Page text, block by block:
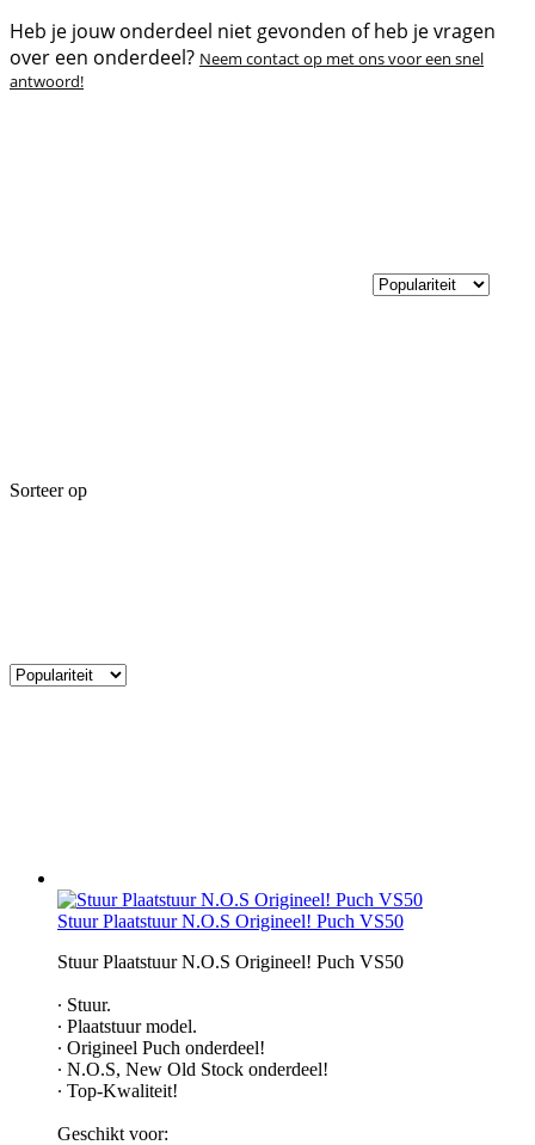
Heb je jouw onderdeel niet gevonden of heb je vragen
over een onderdeel? Neem contact op met ons voor een snel
antwoord!
Sorteer op
Stuur Plaatstuur N.O.S Origineel! Puch VS50
Stuur Plaatstuur N.O.S Origineel! Puch VS50
∙ Stuur.
∙ Plaatstuur model.
∙ Origineel Puch onderdeel!
∙ N.O.S, New Old Stock onderdeel!
∙ Top-Kwaliteit!
Geschikt voor: